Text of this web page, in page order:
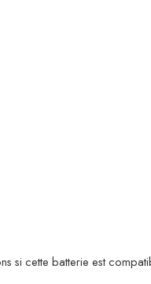
si cette batterie est